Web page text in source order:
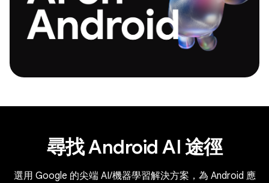
尋找 Android AI 途徑
選用 Google 的尖端 AI/機器學習解決方案，為 Android 應